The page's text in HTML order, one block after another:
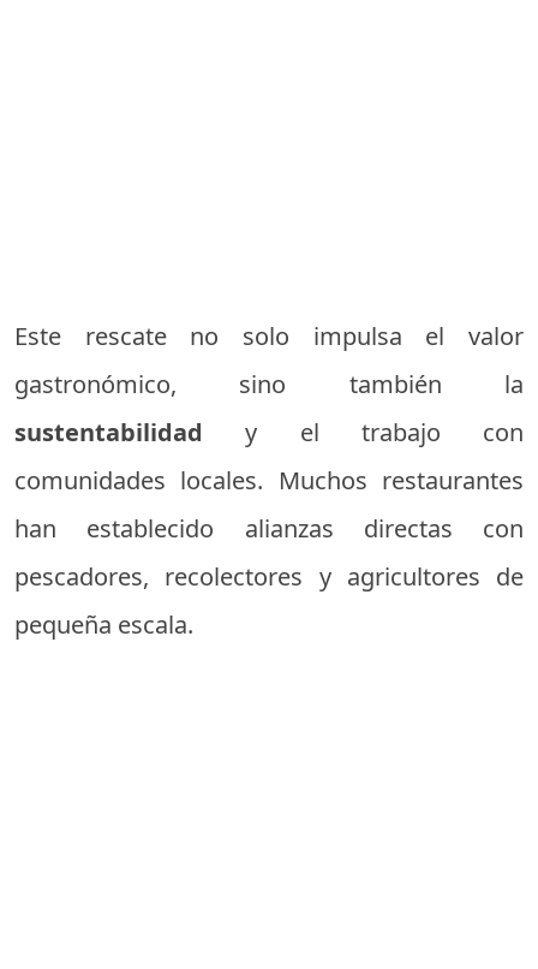
Este rescate no solo impulsa el valor
gastronómico, sino también la
sustentabilidad y el trabajo con
comunidades locales. Muchos restaurantes
han establecido alianzas directas con
pescadores, recolectores y agricultores de
pequeña escala.